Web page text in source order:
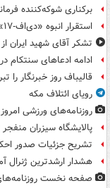
برکناری شوکه‌کننده
استقرار انبوه «دی‌اف‑۱۷» و پایان عصر پدافند آمریکا +عکس
تشکر آقای شهید ایران
ادامه ادعاهای سنتکام
قالیباف روز خبرنگار را
رویای ائتلاف مکه
روزنامه‌های ورزشی امروز ‌شنبه ۱۷
پالایشگاه سیزران
تشریح جزئیات صدور
هشدار ارشدترین ژنرال
صفحه نخست روزنامه‌های شنبه ۱۷